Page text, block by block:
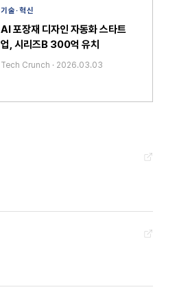
기술·혁신
AI 포장재 디자인 자동화 스타트
업, 시리즈B 300억 유치
Tech Crunch · 2026.03.03